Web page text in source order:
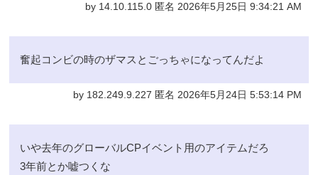
by 14.10.115.0 匿名 2026年5月25日 9:34:21 AM
奮起コンビの時のザマスとごっちゃになってんだよ
by 182.249.9.227 匿名 2026年5月24日 5:53:14 PM
いや去年のグローバルCPイベント用のアイテムだろ
3年前とか嘘つくな